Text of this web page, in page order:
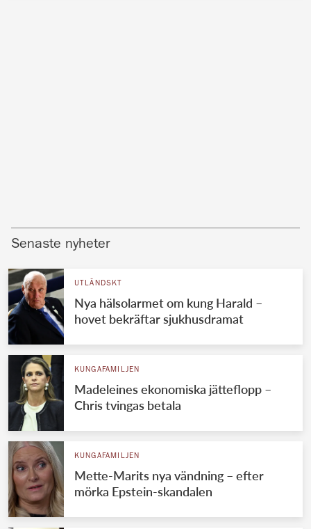
Senaste nyheter
UTLÄNDSKT
Nya hälsolarmet om kung Harald –
hovet bekräftar sjukhusdramat
KUNGAFAMILJEN
Madeleines ekonomiska jätteflopp –
Chris tvingas betala
KUNGAFAMILJEN
Mette-Marits nya vändning – efter
mörka Epstein-skandalen